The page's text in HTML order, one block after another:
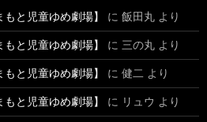
と児童ゆめ劇場】 に 飯田丸 より
と児童ゆめ劇場】 に 三の丸 より
と児童ゆめ劇場】 に 健二 より
と児童ゆめ劇場】 に リュウ より